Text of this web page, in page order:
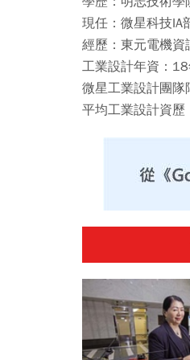
現任：微星科技IA
經歷：東元電機資
工業設計年資：
微星工業設計團隊
平均工業設計資